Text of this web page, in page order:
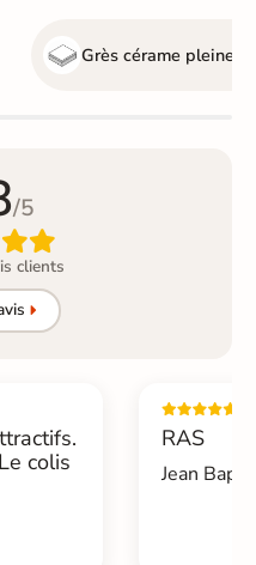
Grès cérame pleine
/5
clients
colis
RAS
Jean